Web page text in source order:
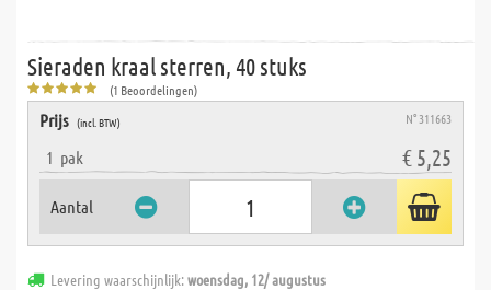
Sieraden kraal sterren, 40 stuks
(1 Beoordelingen)
Prijs (incl. BTW) N° 311663
1 pak € 5,25
Aantal
Levering waarschijnlijk:woensdag, 12/ augustus